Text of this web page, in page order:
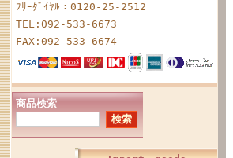
ﾌﾘｰﾀﾞｲﾔﾙ：0120-25-2512
TEL:092-533-6673
FAX:092-533-6674
商品検索